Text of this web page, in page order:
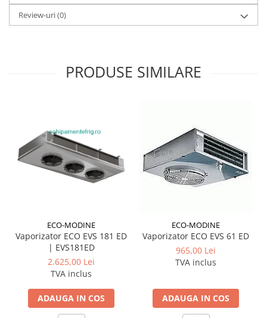
Review-uri(0)
PRODUSE SIMILARE
ECO-MODINE
Vaporizator ECO EVS 181 ED
| EVS181ED
2.625,00 Lei
TVA inclus
ADAUGA IN COS
ECO-MODINE
Vaporizator ECO EVS 61 ED
965,00 Lei
TVA inclus
ADAUGA IN COS